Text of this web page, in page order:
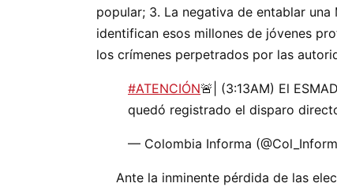
popular; 3. La negativa de entablar
identifican esos millones de jóvenes
los crímenes perpetrados por las
#ATENCIÓN🚨| (3:13AM) El
quedó registrado el disparo
— Colombia Informa
Ante la inminente pérdida de las